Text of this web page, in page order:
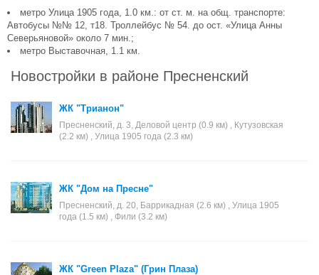
метро Улица 1905 года, 1.0 км.: от ст. м. на общ. транспорте:
Автобусы №№ 12, т18. Троллейбус № 54. до ост. «Улица Анны
Северьяновой» около 7 мин.;
метро Выставочная, 1.1 км.
Новостройки в районе Пресненский
ЖК "Трианон"
Пресненский, д. 3, Деловой центр (0.9 км) , Кутузовская
(2.2 км) , Улица 1905 года (2.3 км)
ЖК "Дом на Пресне"
Пресненский, д. 20, Баррикадная (2.6 км) , Улица 1905
года (1.5 км) , Фили (3.2 км)
ЖК "Green Plaza" (Грин Плаза)